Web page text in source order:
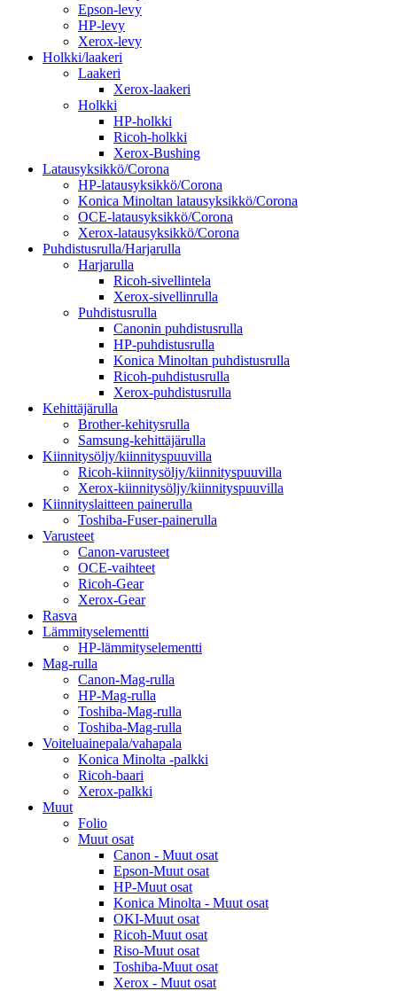
Epson-levy
HP-levy
Xerox-levy
Holkki/laakeri
Laakeri
Xerox-laakeri
Holkki
HP-holkki
Ricoh-holkki
Xerox-Bushing
Latausyksikkö/Corona
HP-latausyksikkö/Corona
Konica Minoltan latausyksikkö/Corona
OCE-latausyksikkö/Corona
Xerox-latausyksikkö/Corona
Puhdistusrulla/Harjarulla
Harjarulla
Ricoh-sivellintela
Xerox-sivellinrulla
Puhdistusrulla
Canonin puhdistusrulla
HP-puhdistusrulla
Konica Minoltan puhdistusrulla
Ricoh-puhdistusrulla
Xerox-puhdistusrulla
Kehittäjärulla
Brother-kehitysrulla
Samsung-kehittäjärulla
Kiinnitysöljy/kiinnityspuuvilla
Ricoh-kiinnitysöljy/kiinnityspuuvilla
Xerox-kiinnitysöljy/kiinnityspuuvilla
Kiinnityslaitteen painerulla
Toshiba-Fuser-painerulla
Varusteet
Canon-varusteet
OCE-vaihteet
Ricoh-Gear
Xerox-Gear
Rasva
Lämmityselementti
HP-lämmityselementti
Mag-rulla
Canon-Mag-rulla
HP-Mag-rulla
Toshiba-Mag-rulla
Toshiba-Mag-rulla
Voiteluainepala/vahapala
Konica Minolta -palkki
Ricoh-baari
Xerox-palkki
Muut
Folio
Muut osat
Canon - Muut osat
Epson-Muut osat
HP-Muut osat
Konica Minolta - Muut osat
OKI-Muut osat
Ricoh-Muut osat
Riso-Muut osat
Toshiba-Muut osat
Xerox - Muut osat